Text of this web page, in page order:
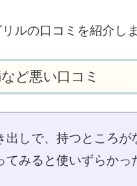
ルの口コミを紹介し
ど悪い口コミ
出しで、持つところ
てみると使いずらかっ